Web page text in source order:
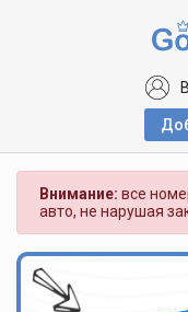
Внимание: все
авто, не нарушая